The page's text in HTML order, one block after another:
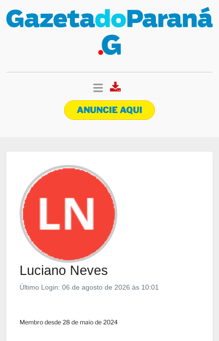
ANUNCIE AQUI
Luciano Neves
Último Login: 06 de agosto de 2026 às 10:01
Membro desde 28 de maio de 2024